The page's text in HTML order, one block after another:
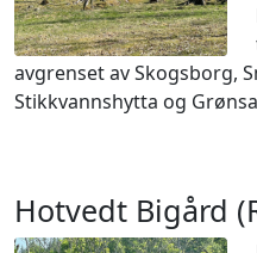
avgrenset av Skogsborg,
Stikkvannshytta og
Hotvedt Bigård